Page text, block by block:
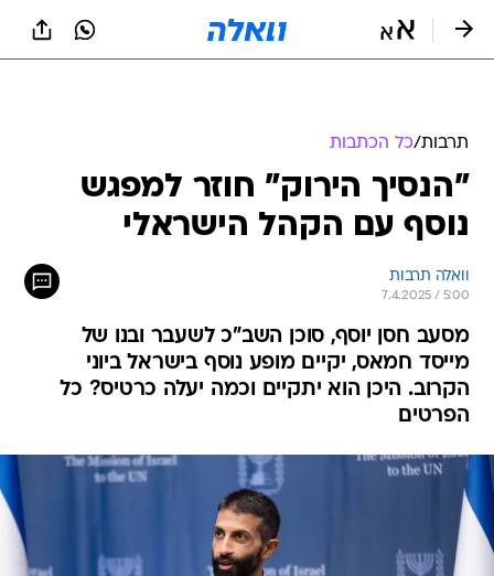
תרבות/כל הכתבות
"הנסיך הירוק" חוזר למפגש
נוסף עם הקהל הישראלי
וואלה תרבות
7.4.2025 / 5:00
מסעב חסן יוסף, סוכן השב"כ לשעבר ובנו של
מייסד חמאס, יקיים מופע נוסף בישראל ביוני
הקרוב. היכן הוא יתקיים וכמה יעלה כרטיס? כל
הפרטים